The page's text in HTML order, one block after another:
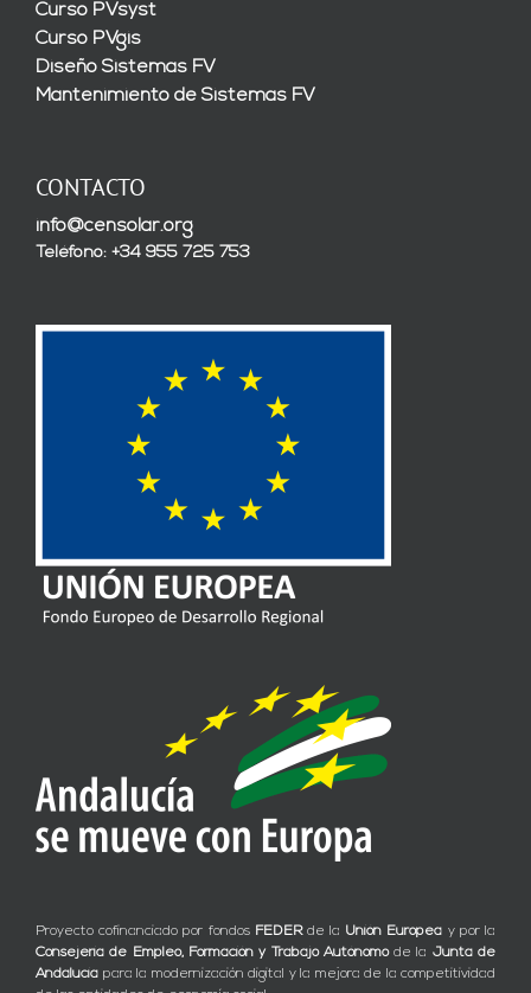
Curso PVsyst
Curso PVgis
Diseño Sistemas FV
Mantenimiento de Sistemas FV
CONTACTO
info@censolar.org
Teléfono: +34 955 725 753
Proyecto cofinanciado por fondos FEDERde la Unión Europea y por la
Consejería de Empleo, Formación y Trabajo Autónomode la Junta de
Andalucía para la modernización digital y la mejora de la competitividad